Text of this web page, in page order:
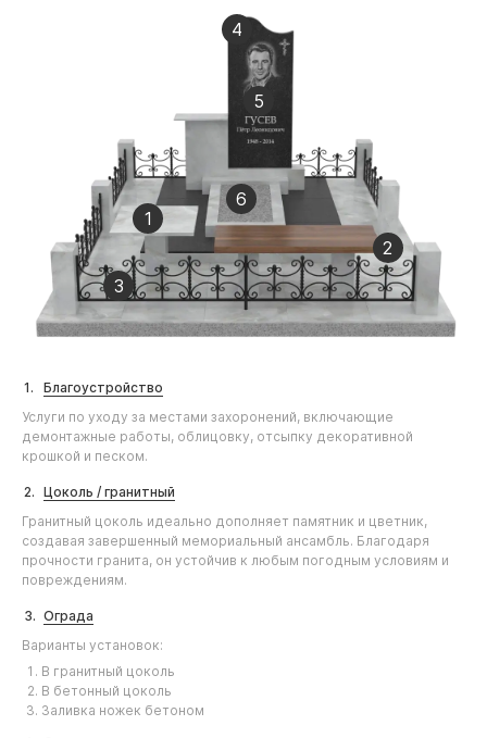
Благоустройство
Услуги по уходу за местами захоронений, включающие
демонтажные работы, облицовку, отсыпку декоративной
крошкой и песком.
Цоколь / гранитный
Гранитный цоколь идеально дополняет памятник и цветник,
создавая завершенный мемориальный ансамбль. Благодаря
прочности гранита, он устойчив к любым погодным условиям и
повреждениям.
Ограда
Варианты установок:
В гранитный цоколь
В бетонный цоколь
Заливка ножек бетоном